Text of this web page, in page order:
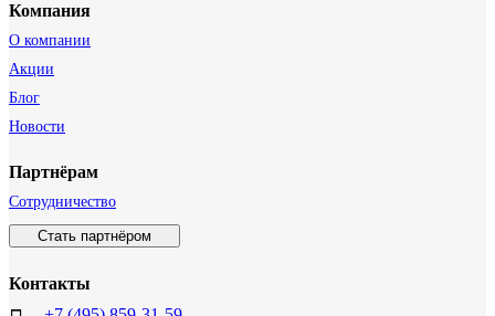
Компания
О компании
Акции
Блог
Новости
Партнёрам
Сотрудничество
Стать партнёром
Контакты